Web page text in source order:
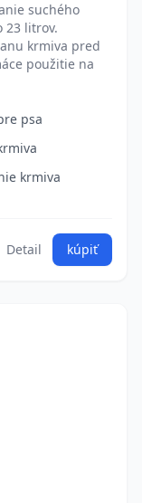
suchého
23 litrov.
krmiva pred
použitie na
psa
krmiva
Detail kúpiť